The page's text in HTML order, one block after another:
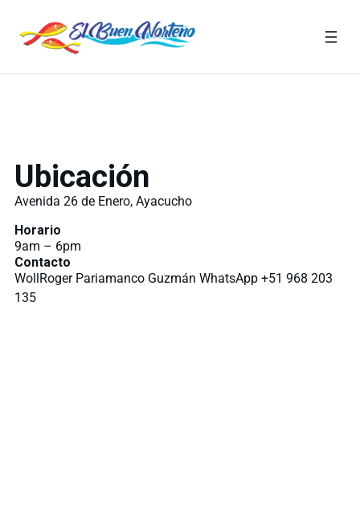
Ubicación
Avenida 26 de Enero, Ayacucho
Horario
9am – 6pm
Contacto
WollRoger Pariamanco Guzmán WhatsApp +51 968 203
135